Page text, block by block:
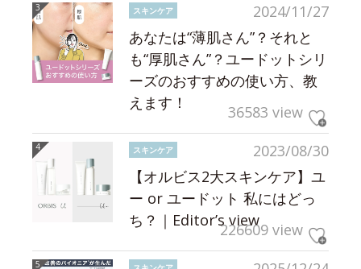
2024/11/27
スキンケア
あなたは“薄肌さん”？それと
も“厚肌さん”？ユードットシリ
ーズのおすすめの使い方、教
えます！
36583 view
2023/08/30
スキンケア
【オルビス2大スキンケア】ユ
ー or ユードット 私にはどっ
ち？｜Editor’s view226609 view